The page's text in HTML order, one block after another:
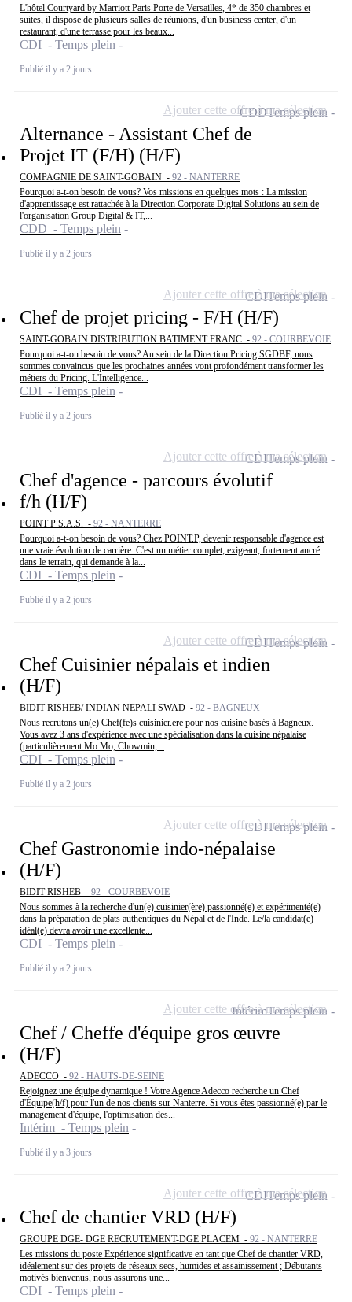
L'hôtel Courtyard by Marriott Paris Porte de Versailles, 4* de 350 chambres et
suites, il dispose de plusieurs salles de réunions, d'un business center, d'un
restaurant, d'une terrasse pour les beaux...
CDI - Temps plein
Publié il y a 2 jours
Alternance - Assistant Chef de
Projet IT (F/H) (H/F)
COMPAGNIE DE SAINT-GOBAIN - 92 - NANTERRE
Pourquoi a-t-on besoin de vous? Vos missions en quelques mots : La mission
d'apprentissage est rattachée à la Direction Corporate Digital Solutions au sein de
l'organisation Group Digital & IT,...
CDD - Temps plein
Publié il y a 2 jours
CDDTemps plein
Ajouter cette offre à ma sélection
Chef de projet pricing - F/H (H/F)
SAINT-GOBAIN DISTRIBUTION BATIMENT FRANC - 92 - COURBEVOIE
Pourquoi a-t-on besoin de vous? Au sein de la Direction Pricing SGDBF, nous
sommes convaincus que les prochaines années vont profondément transformer les
métiers du Pricing. L'Intelligence...
CDI - Temps plein
Publié il y a 2 jours
CDITemps plein
Ajouter cette offre à ma sélection
Chef d'agence - parcours évolutif
f/h (H/F)
POINT P S.A.S. - 92 - NANTERRE
Pourquoi a-t-on besoin de vous? Chez POINT.P, devenir responsable d'agence est
une vraie évolution de carrière. C'est un métier complet, exigeant, fortement ancré
dans le terrain, qui demande à la...
CDI - Temps plein
Publié il y a 2 jours
CDITemps plein
Ajouter cette offre à ma sélection
Chef Cuisinier népalais et indien
(H/F)
BIDIT RISHEB/ INDIAN NEPALI SWAD - 92 - BAGNEUX
Nous recrutons un(e) Chef(fe)s cuisinier.ere pour nos cuisine basés à Bagneux.
Vous avez 3 ans d'expérience avec une spécialisation dans la cuisine népalaise
(particulièrement Mo Mo, Chowmin,...
CDI - Temps plein
Publié il y a 2 jours
CDITemps plein
Ajouter cette offre à ma sélection
Chef Gastronomie indo-népalaise
(H/F)
BIDIT RISHEB - 92 - COURBEVOIE
Nous sommes à la recherche d'un(e) cuisinier(ère) passionné(e) et expérimenté(e)
dans la préparation de plats authentiques du Népal et de l'Inde. Le/la candidat(e)
idéal(e) devra avoir une excellente...
CDI - Temps plein
Publié il y a 2 jours
CDITemps plein
Ajouter cette offre à ma sélection
Chef / Cheffe d'équipe gros œuvre
(H/F)
ADECCO - 92 - HAUTS-DE-SEINE
Rejoignez une équipe dynamique ! Votre Agence Adecco recherche un Chef
d'Équipe(h/f) pour l'un de nos clients sur Nanterre. Si vous êtes passionné(e) par le
management d'équipe, l'optimisation des...
Intérim - Temps plein
Publié il y a 3 jours
IntérimTemps plein
Ajouter cette offre à ma sélection
Chef de chantier VRD (H/F)
GROUPE DGE- DGE RECRUTEMENT-DGE PLACEM - 92 - NANTERRE
Les missions du poste Expérience significative en tant que Chef de chantier VRD,
idéalement sur des projets de réseaux secs, humides et assainissement ; Débutants
motivés bienvenus, nous assurons une...
CDI - Temps plein
CDITemps plein
Ajouter cette offre à ma sélection